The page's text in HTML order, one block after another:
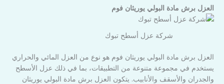
العزل برش مادة البولي يوريثان فوم
شركة عزل أسطح تبوك
العزل برش مادة البولي يوريثان فوم هو نوع من العزل المائي والحراري
يستخدم في مجموعة متنوعة من التطبيقات، بما في ذلك عزل الأسطح
والجدران والأسقف والأنابيب. يتكون العزل برش مادة البولي يوريثان